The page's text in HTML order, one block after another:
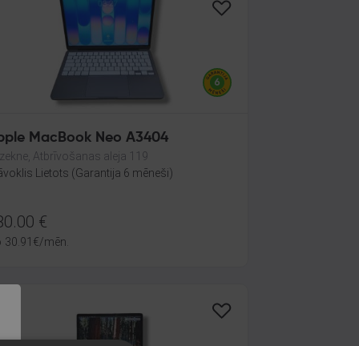
MacBook Neo A3404
Atbrīvošanas aleja 119
Lietots (Garantija 6 mēneši)
€
30.91 €/mēn.